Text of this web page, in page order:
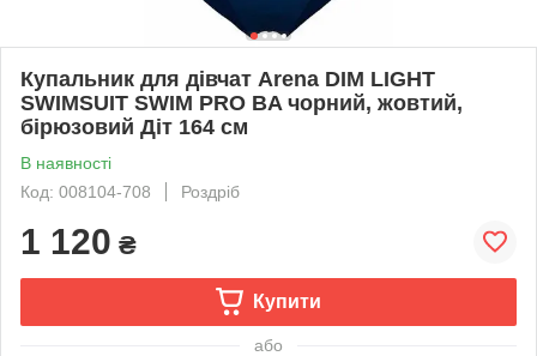
Купальник для дівчат Arena DIM LIGHT
SWIMSUIT SWIM PRO BA чорний, жовтий,
бірюзовий Діт 164 см
В наявності
Код: 008104-708
Роздріб
1 120 ₴
Купити
або